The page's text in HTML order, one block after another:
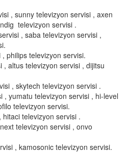
, sunny televizyon servisi , axen
televizyon servisi .
, saba televizyon servisi ,
philips televizyon servisi.
, altus televizyon servisi , dijitsu
, skytech televizyon servisi .
, yumatu televizyon servisi , hi-level
televizyon servisi.
televizyon servisi .
televizyon servisi , onvo
, kamosonic televizyon servisi.